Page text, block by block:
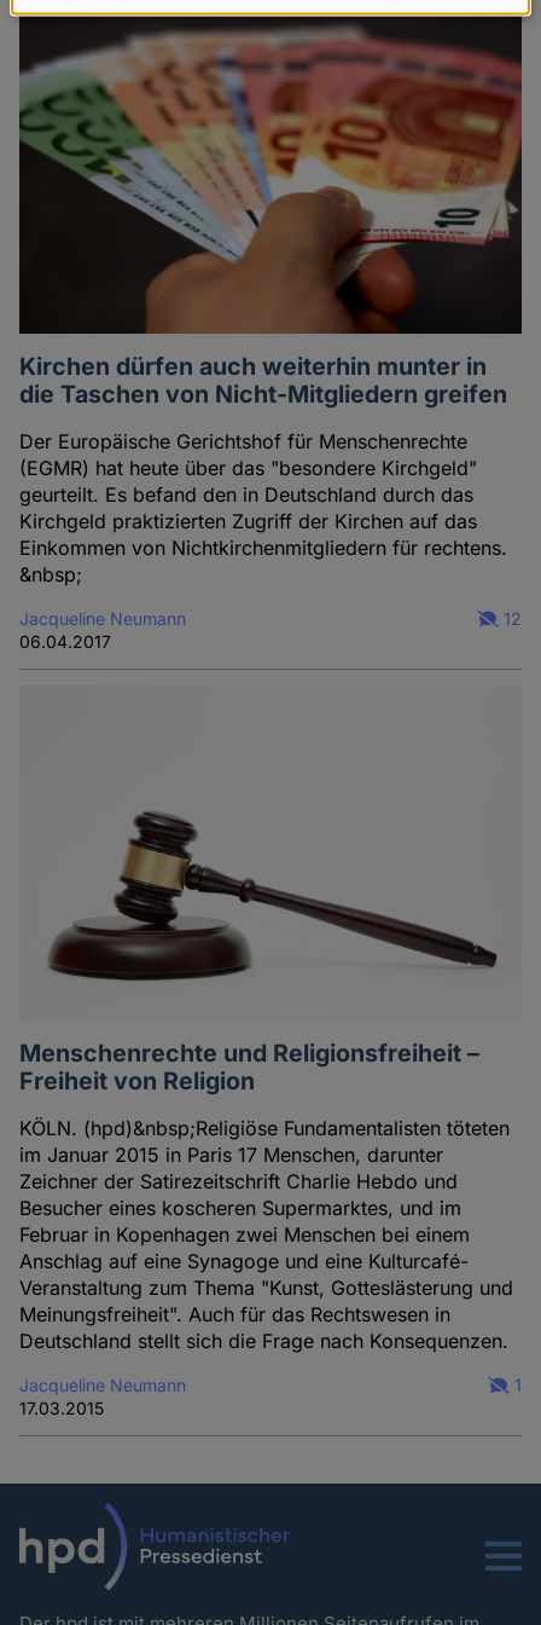
Kirchen dürfen auch weiterhin munter in
die Taschen von Nicht-Mitgliedern greifen
Der Europäische Gerichtshof für Menschenrechte
(EGMR) hat heute über das "besondere Kirchgeld"
geurteilt. Es befand den in Deutschland durch das
Kirchgeld praktizierten Zugriff der Kirchen auf das
Einkommen von Nichtkirchenmitgliedern für rechtens.
&nbsp;
Jacqueline Neumann
06.04.2017
12
Menschenrechte und Religionsfreiheit –
Freiheit von Religion
KÖLN. (hpd)&nbsp;Religiöse Fundamentalisten töteten
im Januar 2015 in Paris 17 Menschen, darunter
Zeichner der Satirezeitschrift Charlie Hebdo und
Besucher eines koscheren Supermarktes, und im
Februar in Kopenhagen zwei Menschen bei einem
Anschlag auf eine Synagoge und eine Kulturcafé-
Veranstaltung zum Thema "Kunst, Gotteslästerung und
Meinungsfreiheit". Auch für das Rechtswesen in
Deutschland stellt sich die Frage nach Konsequenzen.
Jacqueline Neumann
17.03.2015
1
Menu
Daten
und
Cookies